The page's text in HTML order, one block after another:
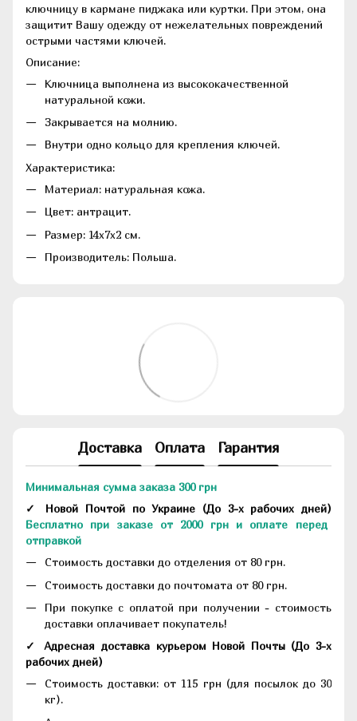
ключницу в кармане пиджака или куртки. При этом, она
защитит Вашу одежду от нежелательных повреждений
острыми частями ключей.
Описание:
Ключница выполнена из высококачественной
натуральной кожи.
Закрывается на молнию.
Внутри одно кольцо для крепления ключей.
Характеристика:
Материал: натуральная кожа.
Цвет: антрацит.
Размер: 14х7х2 см.
Производитель: Польша.
Доставка Оплата Гарантия
Минимальная сумма заказа 300 грн
✓ Новой Почтой по Украине (До 3-х рабочих дней)
Бесплатно при заказе от 2000 грн и оплате перед
отправкой
Стоимость доставки до отделения от 80 грн.
Стоимость доставки до почтомата от 80 грн.
При покупке с оплатой при получении - стоимость
доставки оплачивает покупатель!
✓ Адресная доставка курьером Новой Почты (До 3-х
рабочих дней)
Стоимость доставки: от 115 грн (для посылок до 30
кг).